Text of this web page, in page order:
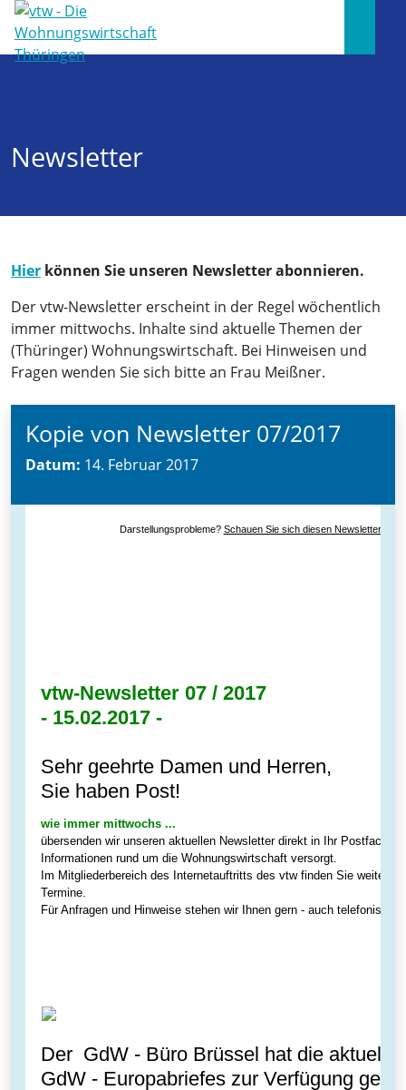
Newsletter
Hier können Sie unseren Newsletter abonnieren.
Der vtw-Newsletter erscheint in der Regel wöchentlich
immer mittwochs. Inhalte sind aktuelle Themen der
(Thüringer) Wohnungswirtschaft. Bei Hinweisen und
Fragen wenden Sie sich bitte an Frau Meißner.
Kopie von Newsletter 07/2017
Datum: 14. Februar 2017